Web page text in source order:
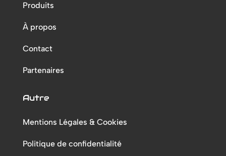
Produits
À propos
Contact
Partenaires
Autre
Mentions Légales & Cookies
Politique de confidentialité